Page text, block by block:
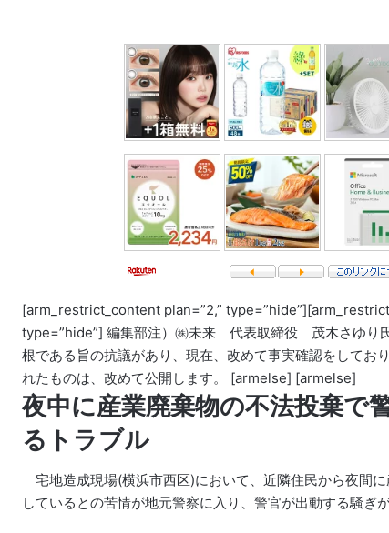
[arm_restrict_content plan=”2,”
type=”hide”] 編集部注）㈱未来 代表取締役 茂木さゆり
根である旨の抗議があり、現在、改めて事実確認をしてお
れたものは、改めて公開します。 [armelse] [armelse]
夜中に産業廃棄物の不法投棄で
るトラブル
宅地造成現場(横浜市西区)において、近隣住民から夜間
しているとの苦情が地元警察に入り、警官が出動する騒ぎが